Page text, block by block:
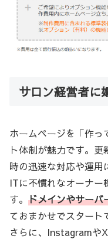
サロン経営者に
ホームページを「作っ
ト体制が魅力です。
時の迅速な対応や運用
ITに不慣れなオーナー
す。 ドメインやサーバ
ておまかせでスタート
さらに、Instagramや